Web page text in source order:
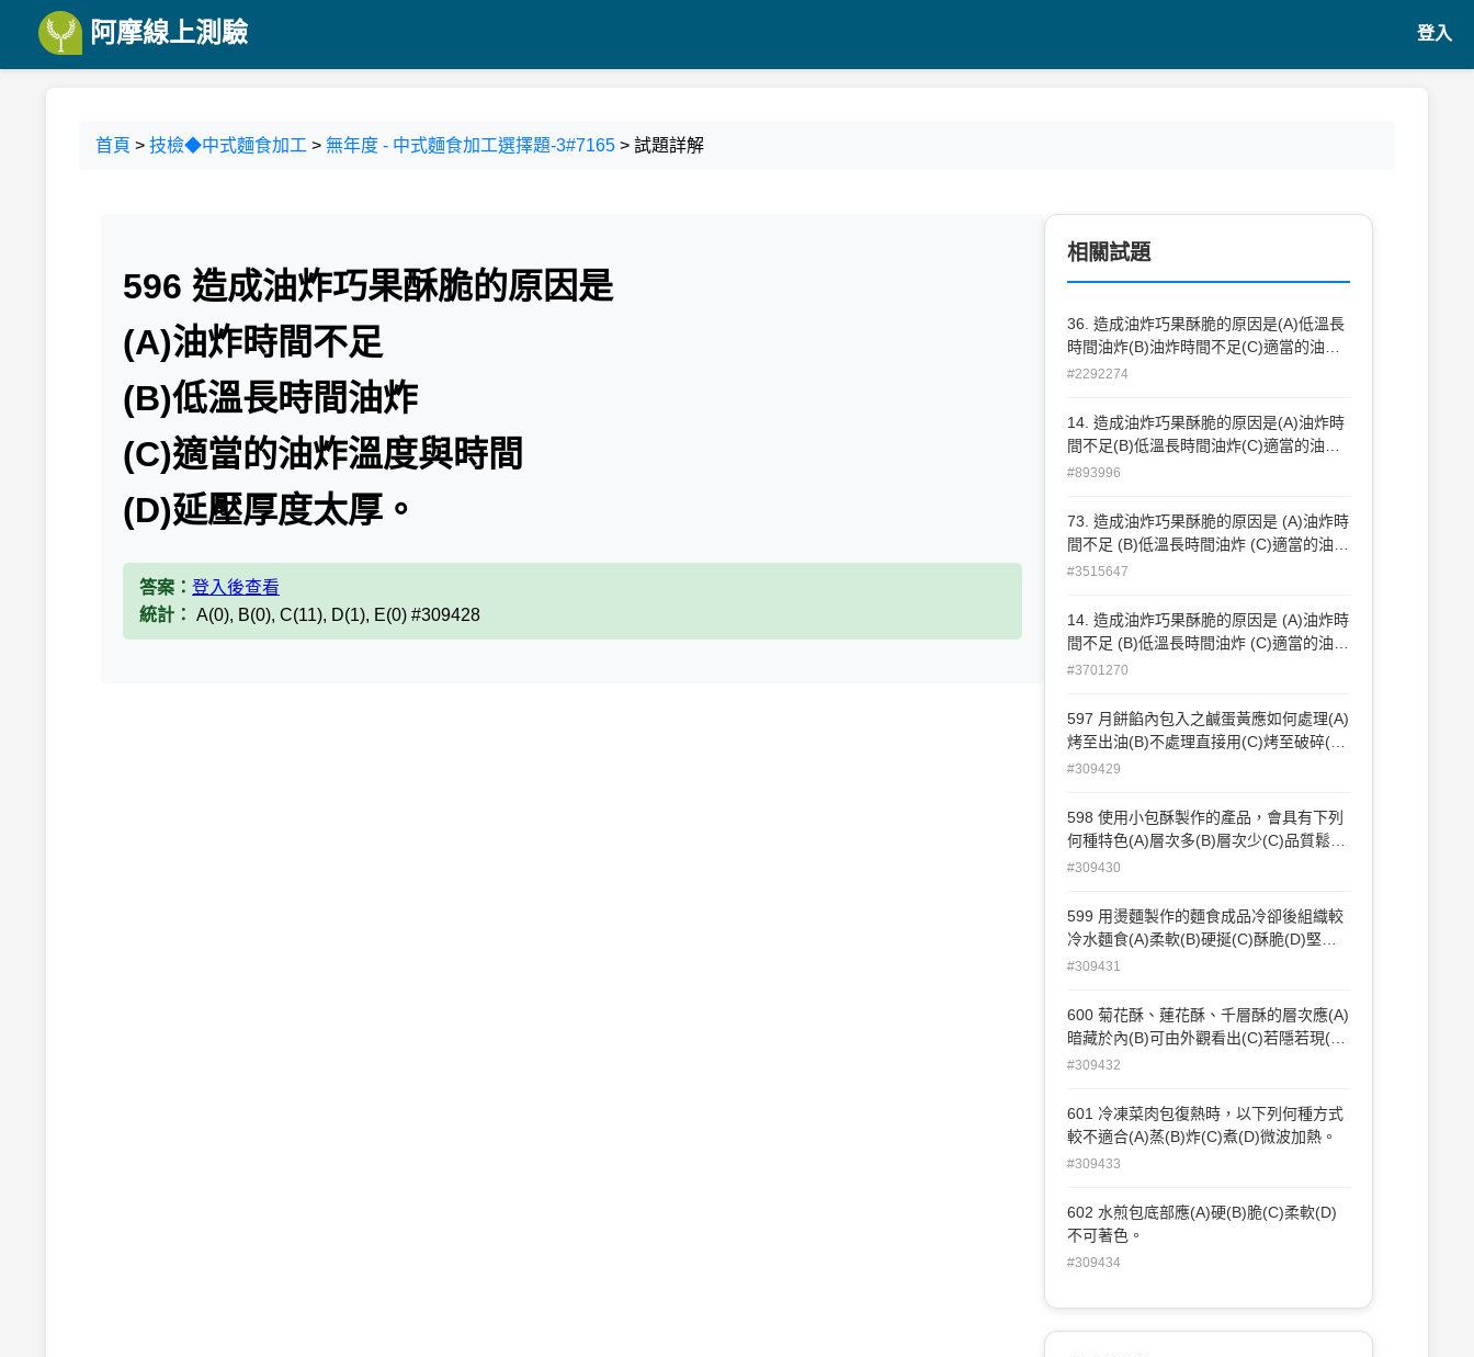
阿摩線上測驗 登入
首頁 > 技檢◆中式麵食加工 > 無年度 - 中式麵食加工選擇題-3#7165 > 試題詳解
596 造成油炸巧果酥脆的原因是
(A)油炸時間不足
(B)低溫長時間油炸
(C)適當的油炸溫度與時間
(D)延壓厚度太厚。
答案： 登入後查看
統計： A(0), B(0), C(11), D(1), E(0) #309428
相關試題
36. 造成油炸巧果酥脆的原因是(A)低溫長
時間油炸(B)油炸時間不足(C)適當的油炸
#2292274
14. 造成油炸巧果酥脆的原因是(A)油炸時
間不足(B)低溫長時間油炸(C)適當的油炸
溫度與時間(D)延壓厚度太厚。
#893996
73. 造成油炸巧果酥脆的原因是 (A)油炸時
間不足 (B)低溫長時間油炸 (C)適當的油炸
溫度與時間 (D)延壓厚度太厚
#3515647
14. 造成油炸巧果酥脆的原因是 (A)油炸時
間不足 (B)低溫長時間油炸 (C)適當的油炸
溫度與時間 (D)延壓厚度太厚 。
#3701270
597 月餅餡內包入之鹹蛋黃應如何處理(A)
烤至出油(B)不處理直接用(C)烤至破碎(D)
烤至表面凝結。
#309429
598 使用小包酥製作的產品，會具有下列
何種特色(A)層次多(B)層次少(C)品質鬆酥
性較差(D)層次較大而不清晰。
#309430
599 用燙麵製作的麵食成品冷卻後組織較
冷水麵食(A)柔軟(B)硬挻(C)酥脆(D)堅
韌。
#309431
600 菊花酥、蓮花酥、千層酥的層次應(A)
暗藏於內(B)可由外觀看出(C)若隱若現(D)
可有可無。
#309432
601 冷凍菜肉包復熱時，以下列何種方式
較不適合(A)蒸(B)炸(C)煮(D)微波加熱。
#309433
602 水煎包底部應(A)硬(B)脆(C)柔軟(D)
不可著色。
#309434